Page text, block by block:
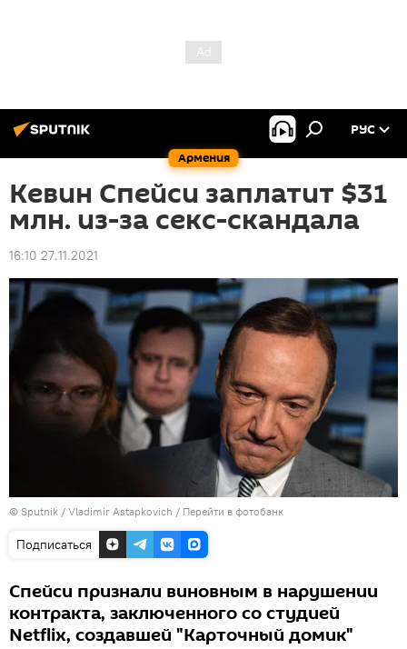
Армения
РУС
Кевин Спейси заплатит $31
млн. из-за секс-скандала
16:10 27.11.2021
© Sputnik / Vladimir Astapkovich / Перейти в фотобанк
Подписаться
Спейси признали виновным в нарушении
контракта, заключенного со студией
Netflix, создавшей "Карточный домик"